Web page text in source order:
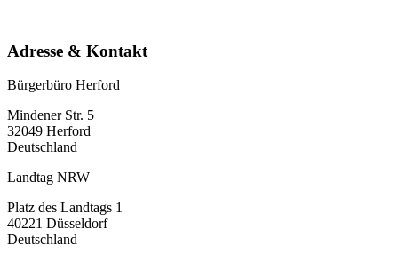
Adresse & Kontakt
Bürgerbüro Herford
Mindener Str. 5
32049 Herford
Deutschland
Landtag NRW
Platz des Landtags 1
40221 Düsseldorf
Deutschland